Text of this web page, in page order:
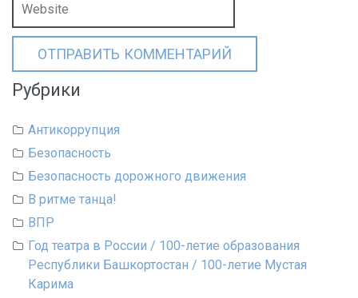
Рубрики
Антикоррупция
Безопасность
Безопасность дорожного движения
В ритме танца!
ВПР
Год театра в России / 100-летие образования
Республики Башкортостан / 100-летие Мустая
Карима